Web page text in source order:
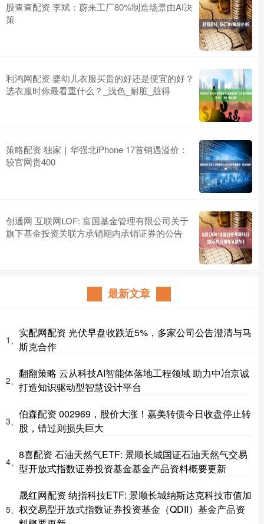
股查查配资 李斌：蔚来工厂80%制造场景由AI决
策
利鸿网配资 婴幼儿衣服买贵的好还是便宜的好？
选衣服时你最看重什么？_浅色_耐脏_脏得
策略配资 独家｜华强北iPhone 17首销遇溢价：
较官网贵400
创通网 互联网LOF: 富国基金管理有限公司关于
旗下基金投资关联方承销期内承销证券的公告
最新文章
1、
实配网配资 光伏早盘收跌近5%，多家公司公告澄清与马
斯克合作
2、
翻翻策略 云从科技AI智能体落地工程领域 助力中冶京诚
打造知识驱动型智慧设计平台
3、
伯森配资 002969，股价大涨！嘉美转债今日收盘停止转
股，错过则损失巨大
4、
8喜配资 石油天然气ETF: 景顺长城国证石油天然气交易
型开放式指数证券投资基金基金产品资料概要更新
5、
晟红网配资 纳指科技ETF: 景顺长城纳斯达克科技市值加
权交易型开放式指数证券投资基金（QDII）基金产品资